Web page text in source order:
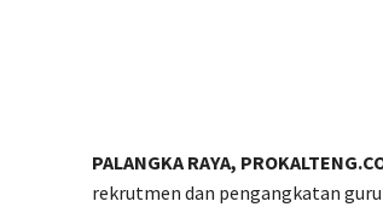
PALANGKA RAYA,
rekrutmen dan pengangkatan